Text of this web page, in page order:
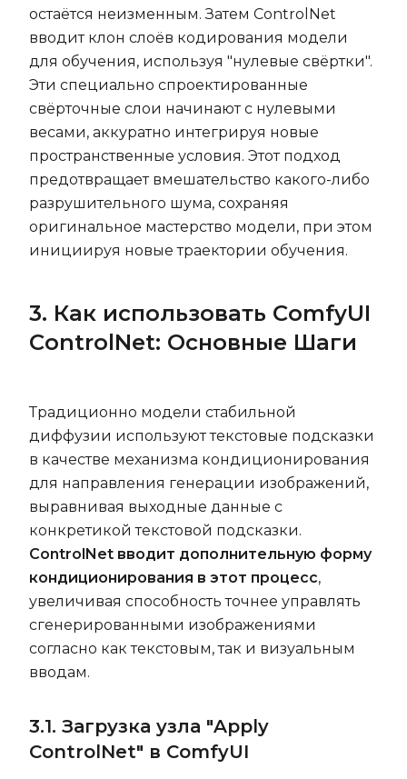
остаётся неизменным. Затем ControlNet
вводит клон слоёв кодирования модели
для обучения, используя "нулевые свёртки".
Эти специально спроектированные
свёрточные слои начинают с нулевыми
весами, аккуратно интегрируя новые
пространственные условия. Этот подход
предотвращает вмешательство какого-либо
разрушительного шума, сохраняя
оригинальное мастерство модели, при этом
инициируя новые траектории обучения.
3. Как использовать ComfyUI
ControlNet: Основные Шаги
Традиционно модели стабильной
диффузии используют текстовые подсказки
в качестве механизма кондиционирования
для направления генерации изображений,
выравнивая выходные данные с
конкретикой текстовой подсказки.
ControlNet вводит дополнительную форму
кондиционирования в этот процесс,
увеличивая способность точнее управлять
сгенерированными изображениями
согласно как текстовым, так и визуальным
вводам.
3.1. Загрузка узла "Apply
ControlNet" в ComfyUI